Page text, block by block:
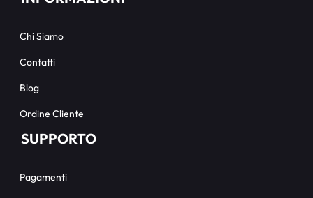
Chi Siamo
Contatti
Blog
Ordine Cliente
SUPPORTO
Pagamenti